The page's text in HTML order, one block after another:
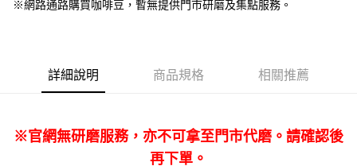
２．訂單成立數日內，您將收到繳費通知簡訊。
後付繳納相關費用。
※ 交易是否成功請以「AFTEE先享後付 」之結帳頁面顯示為準，若有關於
※網路通路購買咖啡豆，暫無提供門市研磨及集點服務。
詳細說明 商品規格 相關推薦
※官網無研磨服務，亦不可拿至門市代磨。請確認後
再下單。